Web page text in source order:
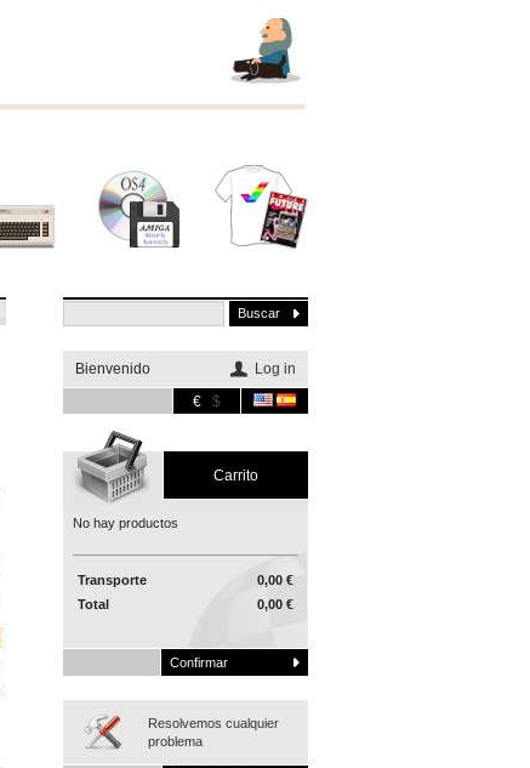
Bienvenido
Log in
€
$
Carrito
No hay productos
0,00 €
Transporte
0,00 €
Total
Confirmar
Resolvemos cualquier
problema